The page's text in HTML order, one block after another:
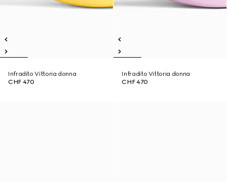
Infradito Vittoria donna
CHF 470
Infradito Vittoria donna
CHF 470